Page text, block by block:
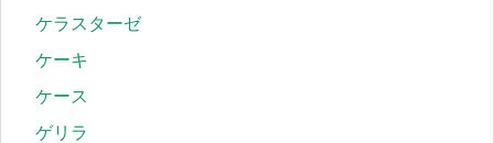
ケラスターゼ
ケーキ
ケース
ゲリラ